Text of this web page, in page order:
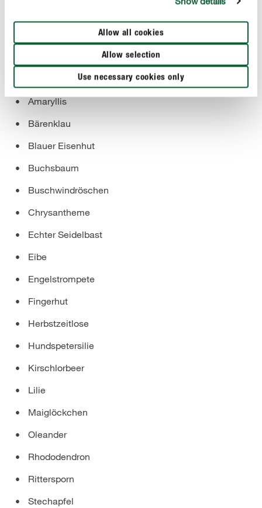
Allow all cookies
Allow selection
Use necessary cookies only
Hier ein kleiner Einblick, welche giftige Gartenpflanzen
im hundefreundlichen Garten nichts zu suchen haben:
Alpenveilchen
Amaryllis
Bärenklau
Blauer Eisenhut
Buchsbaum
Buschwindröschen
Chrysantheme
Echter Seidelbast
Eibe
Engelstrompete
Fingerhut
Herbstzeitlose
Hundspetersilie
Kirschlorbeer
Lilie
Maiglöckchen
Oleander
Rhododendron
Rittersporn
Stechapfel